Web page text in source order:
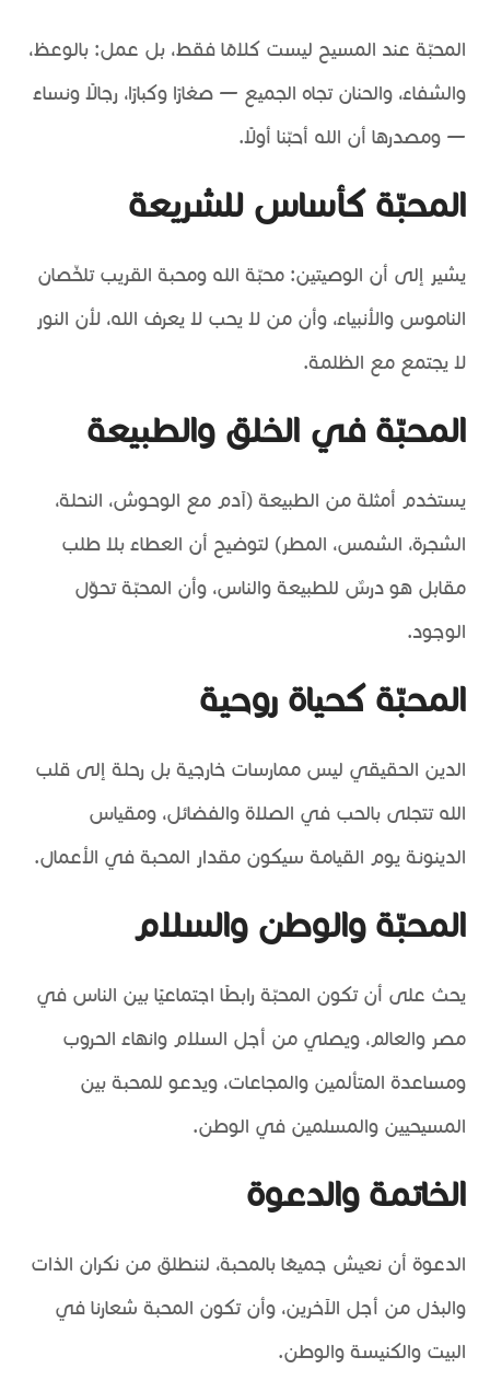
المحبّة عند المسيح ليست كلامًا فقط، بل عمل: بالوعظ،
والشفاء، والحنان تجاه الجميع — صغارًا وكبارًا، رجالًا ونساءً
— ومصدرها أن الله أحبّنا أولًا.
المحبّة كأساس للشريعة
يشير إلى أن الوصيتين: محبّة الله ومحبة القريب تلخّصان
الناموس والأنبياء، وأن من لا يحب لا يعرف الله، لأن النور
لا يجتمع مع الظلمة.
المحبّة في الخلق والطبيعة
يستخدم أمثلة من الطبيعة (آدم مع الوحوش، النحلة،
الشجرة، الشمس، المطر) لتوضيح أن العطاء بلا طلب
مقابل هو درسٌ للطبيعة والناس، وأن المحبّة تحوّل
الوجود.
المحبّة كحياة روحية
الدين الحقيقي ليس ممارسات خارجية بل رحلة إلى قلب
الله تتجلى بالحب في الصلاة والفضائل، ومقياس
الدينونة يوم القيامة سيكون مقدار المحبة في الأعمال.
المحبّة والوطن والسلام
يحث على أن تكون المحبّة رابطًا اجتماعيًا بين الناس في
مصر والعالم، ويصلي من أجل السلام وانهاء الحروب
ومساعدة المتألمين والمجاعات، ويدعو للمحبة بين
المسيحيين والمسلمين في الوطن.
الخاتمة والدعوة
الدعوة أن نعيش جميعًا بالمحبة، لننطلق من نكران الذات
والبذل من أجل الآخرين، وأن تكون المحبة شعارنا في
البيت والكنيسة والوطن.